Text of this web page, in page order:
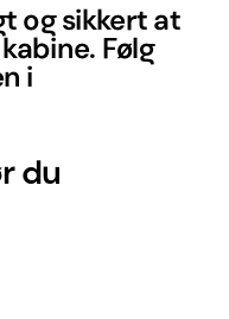
og sikkert at
Følg
i
du